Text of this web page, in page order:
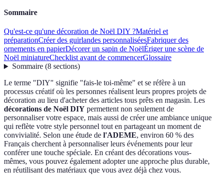
Sommaire
Qu'est-ce qu'une décoration de Noël DIY ?Matériel et
préparationCréer des guirlandes personnaliséesFabriquer des
ornements en papierDécorer un sapin de NoëlÉriger une scène de
Noël miniatureChecklist avant de commencerGlossaire
Sommaire(8 sections)
Le terme "DIY" signifie "fais-le toi-même" et se réfère à un
processus créatif où les personnes réalisent leurs propres projets de
décoration au lieu d'acheter des articles tous prêts en magasin. Les
décorations de Noël DIY permettent non seulement de
personnaliser votre espace, mais aussi de créer une ambiance unique
qui reflète votre style personnel tout en partageant un moment de
convivialité. Selon une étude de l'ADEME, environ 60 % des
Français cherchent à personnaliser leurs événements pour leur
conférer une touche spéciale. En créant des décorations vous-
mêmes, vous pouvez également adopter une approche plus durable,
en réutilisant des matériaux que vous avez déjà chez vous.